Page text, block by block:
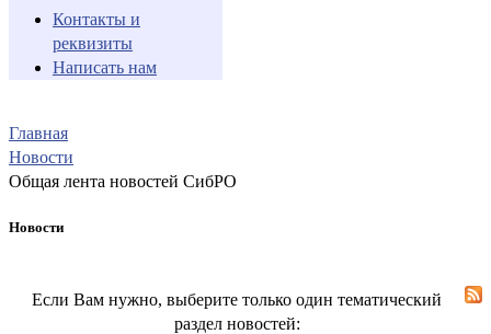
Контакты и
реквизиты
Написать нам
Главная
Новости
Общая лента новостей СибРО
Новости
Если Вам нужно, выберите только один тематический
раздел новостей: